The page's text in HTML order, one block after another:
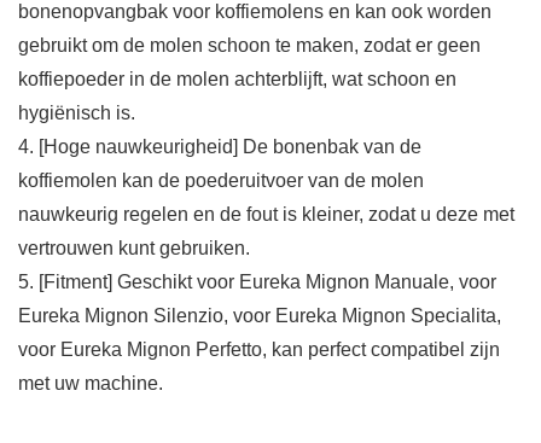
bonenopvangbak voor koffiemolens en kan ook worden
gebruikt om de molen schoon te maken, zodat er geen
koffiepoeder in de molen achterblijft, wat schoon en
hygiënisch is.
4. [Hoge nauwkeurigheid] De bonenbak van de
koffiemolen kan de poederuitvoer van de molen
nauwkeurig regelen en de fout is kleiner, zodat u deze met
vertrouwen kunt gebruiken.
5. [Fitment] Geschikt voor Eureka Mignon Manuale, voor
Eureka Mignon Silenzio, voor Eureka Mignon Specialita,
voor Eureka Mignon Perfetto, kan perfect compatibel zijn
met uw machine.